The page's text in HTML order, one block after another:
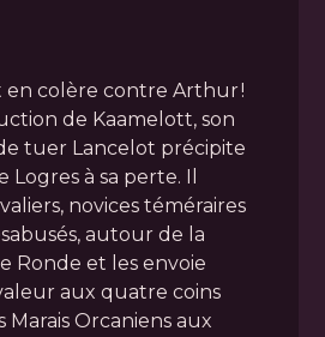
en colère contre Arthur !
de Kaamelott, son
tuer Lancelot précipite
Logres à sa perte. Il
novices téméraires
autour de la
Ronde et les envoie
aux quatre coins
Marais Orcaniens aux